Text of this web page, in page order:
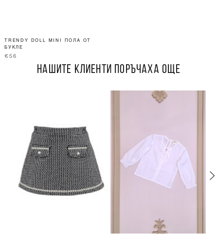
TRENDY DOLL MINI ПОЛА ОТ
БУКЛЕ
€56
НАШИТЕ КЛИЕНТИ ПОРЪЧАХА ОЩЕ